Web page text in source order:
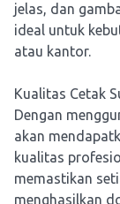
jelas, dan
ideal untuk
atau kantor.
Kualitas Cetak
Dengan
akan
kualitas
memastikan
menghasilkan